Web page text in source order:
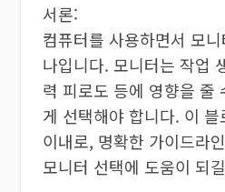
서론:
컴퓨터를 사용하면서 모
나입니다. 모니터는 작업
력 피로도 등에 영향을 줄
게 선택해야 합니다. 이
이내로, 명확한 가이드라
모니터 선택에 도움이 되